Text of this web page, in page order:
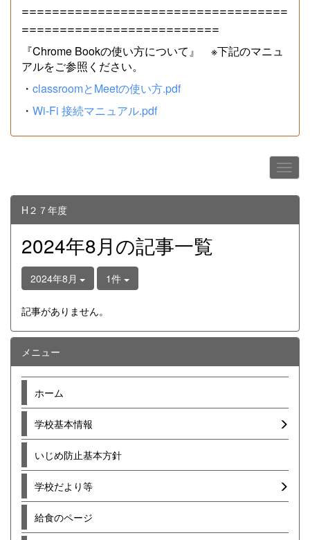
===================================
==========================
『Chrome Bookの使い方について』 ※下記のマニュ
アルをご参照ください。
・ classroomとMeetの使い方.pdf
・ Wi-Fi 接続マニュアル.pdf
H２７年度
2024年8月の記事一覧
2024年8月 1件
記事がありません。
メニュー
ホーム
学校基本情報
いじめ防止基本方針
学校だより等
給食のページ